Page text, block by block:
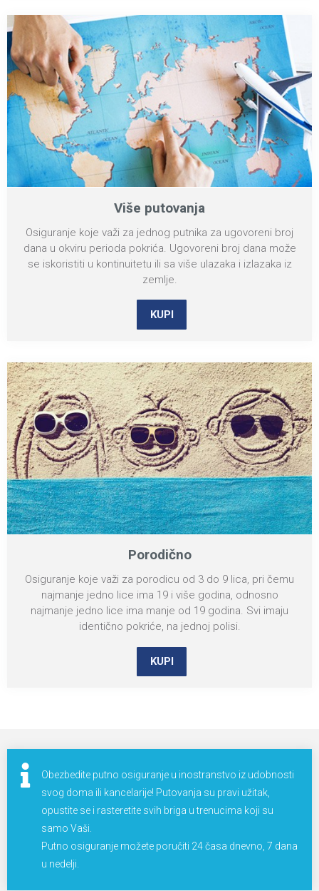
Više putovanja
Osiguranje koje važi za jednog putnika za ugovoreni broj
dana u okviru perioda pokrića. Ugovoreni broj dana može
se iskoristiti u kontinuitetu ili sa više ulazaka i izlazaka iz
zemlje.
KUPI
Porodično
Osiguranje koje važi za porodicu od 3 do 9 lica, pri čemu
najmanje jedno lice ima 19 i više godina, odnosno
najmanje jedno lice ima manje od 19 godina. Svi imaju
identično pokriće, na jednoj polisi.
KUPI
Obezbedite putno osiguranje u inostranstvo iz udobnosti
svog doma ili kancelarije! Putovanja su pravi užitak,
opustite se i rasteretite svih briga u trenucima koji su
samo Vaši.
Putno osiguranje možete poručiti 24 časa dnevno, 7 dana
u nedelji.